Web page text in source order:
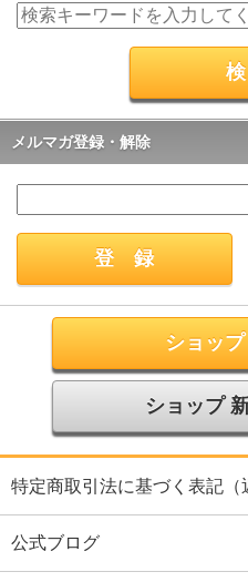
メルマガ登録・解除
ショッ
ショップ
特定商取引法に基づく表記（
公式ブログ